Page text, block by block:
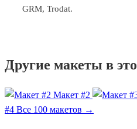
GRM, Trodat.
Другие макеты в
Макет #2
#4 Все 100 макетов →